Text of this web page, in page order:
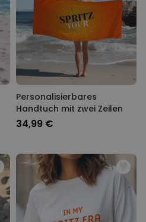
Personalisierbares
Handtuch mit zwei Zeilen
34,99 €